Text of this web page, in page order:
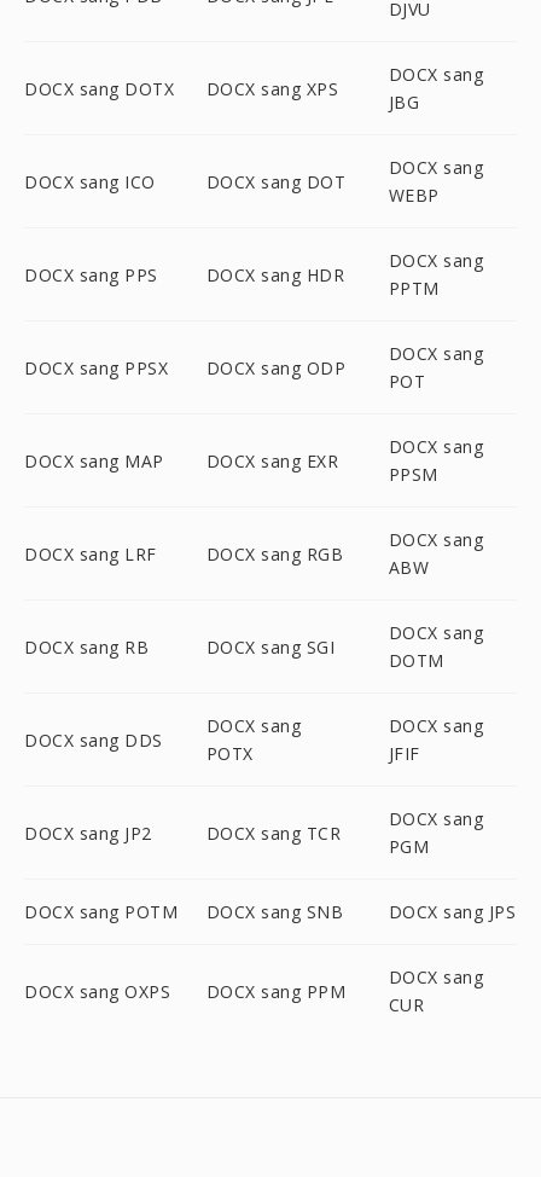
DJVU
DOCX sang DOTX DOCX sang XPS
DOCX sang
JBG
DOCX sang ICO DOCX sang DOT
DOCX sang
WEBP
DOCX sang PPS DOCX sang HDR
DOCX sang
PPTM
DOCX sang PPSX DOCX sang ODP
DOCX sang
POT
DOCX sang MAP DOCX sang EXR
DOCX sang
PPSM
DOCX sang LRF DOCX sang RGB
DOCX sang
ABW
DOCX sang RB DOCX sang SGI
DOCX sang
DOTM
DOCX sang DDS
DOCX sang
POTX
DOCX sang
JFIF
DOCX sang JP2 DOCX sang TCR
DOCX sang
PGM
DOCX sang POTM DOCX sang SNB DOCX sang JPS
DOCX sang OXPS DOCX sang PPM
DOCX sang
CUR